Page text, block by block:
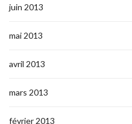
juin 2013
mai 2013
avril 2013
mars 2013
février 2013